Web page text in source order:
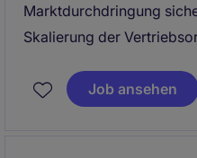
Ihre zentralen Ziele:
Marktdurchdringung
Skalierung der
Job ansehen